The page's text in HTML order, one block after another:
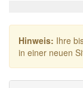
Hinweis: Ihre
in einer neuen